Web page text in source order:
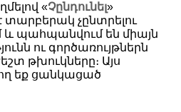
with the camera to a smartphone by
camera with Multi-Function Shoe
«Չընդունել»
չընտրելու
և պահպանվում են միայն
ու գործառույթներն
թխուկները։ Այս
եք ցանկացած